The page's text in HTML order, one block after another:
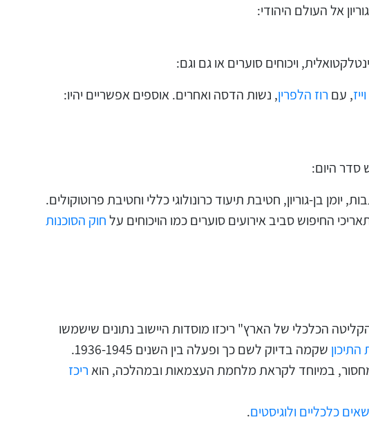
אל העולם היהודי:
ויכוחים סוערים או גם וגם:
, עם רוז הלפרין, נשות הדסה ואחרים. אוספים אפשריים יהיו:
סדר היום:
בן-גוריון, חטיבת תיעוד כרונולוגי כללי וחטיבת פרוטוקולים.
החיפוש סביב אירועים סוערים כמו הויכוחים עלחוק הסוכנות
הכלכלי של הארץ" ריכזו מוסדות היישוב נתונים שישמשו
שקמה בדיוק לשם כך ופעלה בין השנים 1936-1945.
מחסור, במיוחד לקראת מלחמת העצמאות ובמהלכה, הואריכז
כלכליים ולוגיסטים.